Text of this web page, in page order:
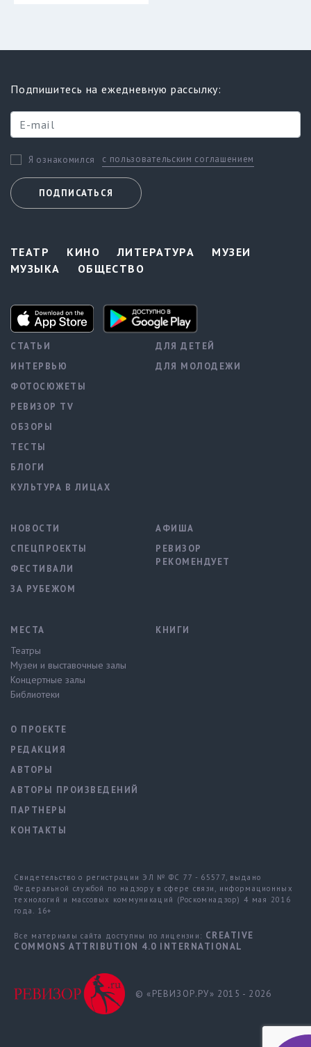
Подпишитесь на ежедневную рассылку:
Я ознакомился с пользовательским соглашением
ПОДПИСАТЬСЯ
ТЕАТР КИНО ЛИТЕРАТУРА
МУЗЕИ
МУЗЫКА
ОБЩЕСТВО
СТАТЬИ
ИНТЕРВЬЮ
ФОТОСЮЖЕТЫ
РЕВИЗОР TV
ОБЗОРЫ
ТЕСТЫ
БЛОГИ
КУЛЬТУРА В ЛИЦАХ
ДЛЯ ДЕТЕЙ
ДЛЯ МОЛОДЕЖИ
НОВОСТИ
СПЕЦПРОЕКТЫ
ФЕСТИВАЛИ
ЗА РУБЕЖОМ
АФИША
РЕВИЗОР
РЕКОМЕНДУЕТ
МЕСТА
Театры
Музеи и выставочные залы
Концертные залы
Библиотеки
КНИГИ
О ПРОЕКТЕ
РЕДАКЦИЯ
АВТОРЫ
АВТОРЫ ПРОИЗВЕДЕНИЙ
ПАРТНЕРЫ
КОНТАКТЫ
Свидетельство о регистрации ЭЛ № ФС 77 - 65577, выдано
Федеральной службой по надзору в сфере связи, информационных
технологий и массовых коммуникаций (Роскомнадзор) 4 мая 2016
года. 16+
Все материалы сайта доступны по лицензии: CREATIVE
COMMONS ATTRIBUTION 4.0 INTERNATIONAL
© «РЕВИЗОР.РУ» 2015 - 2026